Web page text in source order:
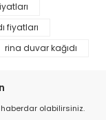
fiyatları
rina duvar kağıdı
olabilirsiniz.